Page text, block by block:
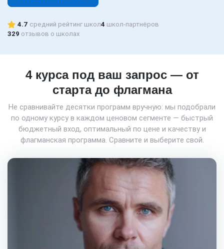
4.7 средний рейтинг школ4 школ-партнёров
329 отзывов о школах
4 курса под ваш запрос — от
старта до флагмана
Не сравнивайте десятки программ вручную: мы подобрали
по одному курсу в каждом ценовом сегменте — быстрый
бюджетный вход, оптимальный по цене и качеству и
флагманская программа. Сравните и выберите свой.